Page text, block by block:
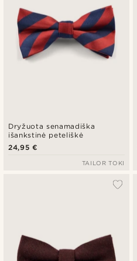
Dryžuota senamadiška
išankstinė peteliškė
24,95 €
TAILOR TOKI